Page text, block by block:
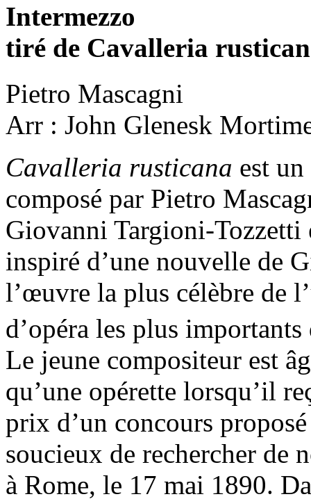
Intermezzo
tiré de Cavalleria
Pietro Mascagni
Arr : John Glenesk
Cavalleria rusticana est
composé par Pietro
Giovanni Targioni-
inspiré d’une nouvelle de
l’œuvre la plus célèbre de
d’opéra les plus
Le jeune compositeur est
qu’une opérette lorsqu’il
prix d’un concours
soucieux de rechercher de
à Rome, le 17 mai 1890.